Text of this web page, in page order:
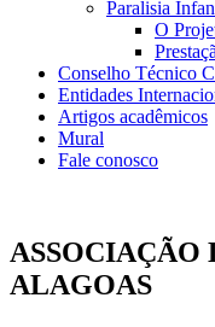
Paralisia
O
Conselho Técnico
Entidades
Artigos acadêmicos
Mural
Fale conosco
ASSOCIAÇÃO
ALAGOAS